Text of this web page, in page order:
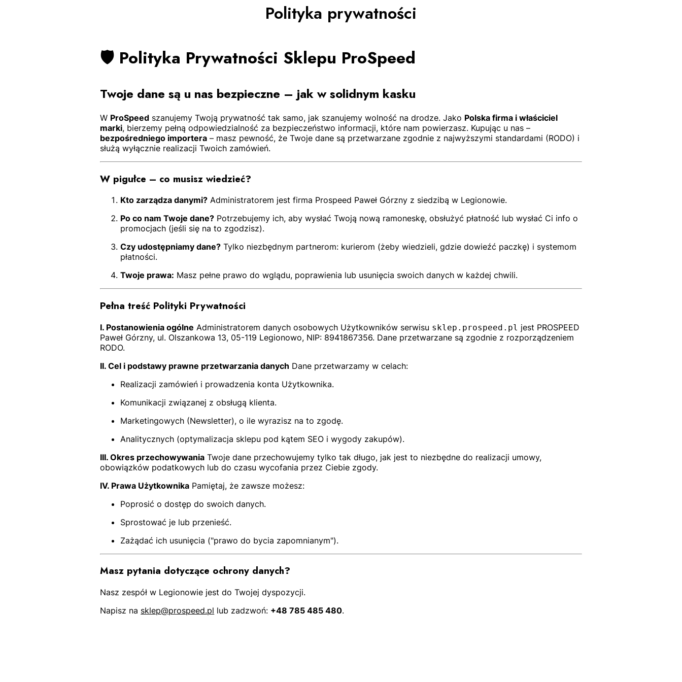
Polityka prywatności
🛡 Polityka Prywatności Sklepu ProSpeed
Twoje dane są u nas bezpieczne – jak w solidnym kasku
W ProSpeed szanujemy Twoją prywatność tak samo, jak szanujemy wolność na drodze. Jako Polska firma i właściciel
marki, bierzemy pełną odpowiedzialność za bezpieczeństwo informacji, które nam powierzasz. Kupując u nas –
bezpośredniego importera – masz pewność, że Twoje dane są przetwarzane zgodnie z najwyższymi standardami (RODO) i
służą wyłącznie realizacji Twoich zamówień.
W pigułce – co musisz wiedzieć?
Kto zarządza danymi? Administratorem jest firma Prospeed Paweł Górzny z siedzibą w Legionowie.
Po co nam Twoje dane? Potrzebujemy ich, aby wysłać Twoją nową ramoneskę, obsłużyć płatność lub wysłać Ci info o
promocjach (jeśli się na to zgodzisz).
Czy udostępniamy dane? Tylko niezbędnym partnerom: kurierom (żeby wiedzieli, gdzie dowieźć paczkę) i systemom
płatności.
Twoje prawa: Masz pełne prawo do wglądu, poprawienia lub usunięcia swoich danych w każdej chwili.
Pełna treść Polityki Prywatności
I. Postanowienia ogólne Administratorem danych osobowych Użytkowników serwisu sklep.prospeed.pl jest PROSPEED
Paweł Górzny, ul. Olszankowa 13, 05-119 Legionowo, NIP: 8941867356. Dane przetwarzane są zgodnie z rozporządzeniem
RODO.
II. Cel i podstawy prawne przetwarzania danych Dane przetwarzamy w celach:
Realizacji zamówień i prowadzenia konta Użytkownika.
Komunikacji związanej z obsługą klienta.
Marketingowych (Newsletter), o ile wyrazisz na to zgodę.
Analitycznych (optymalizacja sklepu pod kątem SEO i wygody zakupów).
III. Okres przechowywania Twoje dane przechowujemy tylko tak długo, jak jest to niezbędne do realizacji umowy,
obowiązków podatkowych lub do czasu wycofania przez Ciebie zgody.
IV. Prawa Użytkownika Pamiętaj, że zawsze możesz:
Poprosić o dostęp do swoich danych.
Sprostować je lub przenieść.
Zażądać ich usunięcia ("prawo do bycia zapomnianym").
Masz pytania dotyczące ochrony danych?
Nasz zespół w Legionowie jest do Twojej dyspozycji.
Napisz na sklep@prospeed.pl lub zadzwoń: +48 785 485 480.